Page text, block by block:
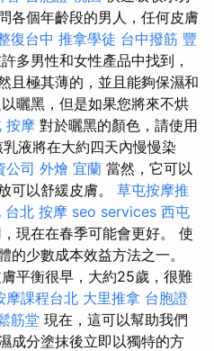
各個年齡段的男人，任何皮膚
復台中 推拿學徒 台中撥筋 豐
多男性和女性產品中找到，
且極其薄的，並且能夠保濕和
曬黑，但是如果您將來不烘
按摩 對於曬黑的顏色，請使用
液將在大約四天內慢慢染
公司 外燴 宜蘭 當然，它可以
可以舒緩皮膚。 草屯按摩推
台北 按摩 seo services 西屯
現在在春季可能會更好。 使
的少數成本效益方法之一。
平衡很早，大約25歲，很難
摩課程台北 大里推拿 台胞證
筋堂 現在，這可以幫助我們
成分塗抹後立即以獨特的方